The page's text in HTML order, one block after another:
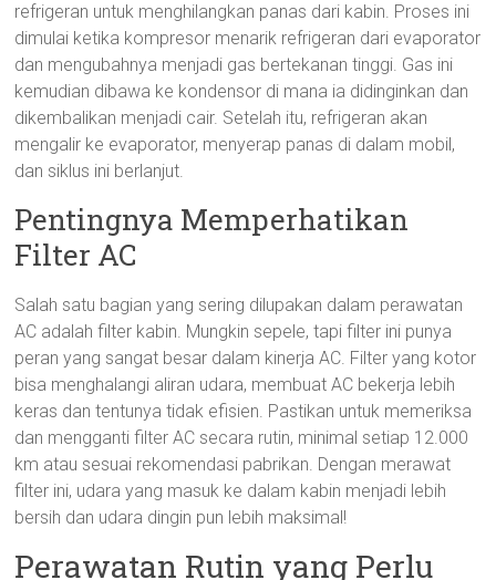
refrigeran untuk menghilangkan panas dari kabin. Proses ini
dimulai ketika kompresor menarik refrigeran dari evaporator
dan mengubahnya menjadi gas bertekanan tinggi. Gas ini
kemudian dibawa ke kondensor di mana ia didinginkan dan
dikembalikan menjadi cair. Setelah itu, refrigeran akan
mengalir ke evaporator, menyerap panas di dalam mobil,
dan siklus ini berlanjut.
Pentingnya Memperhatikan
Filter AC
Salah satu bagian yang sering dilupakan dalam perawatan
AC adalah filter kabin. Mungkin sepele, tapi filter ini punya
peran yang sangat besar dalam kinerja AC. Filter yang kotor
bisa menghalangi aliran udara, membuat AC bekerja lebih
keras dan tentunya tidak efisien. Pastikan untuk memeriksa
dan mengganti filter AC secara rutin, minimal setiap 12.000
km atau sesuai rekomendasi pabrikan. Dengan merawat
filter ini, udara yang masuk ke dalam kabin menjadi lebih
bersih dan udara dingin pun lebih maksimal!
Perawatan Rutin yang Perlu